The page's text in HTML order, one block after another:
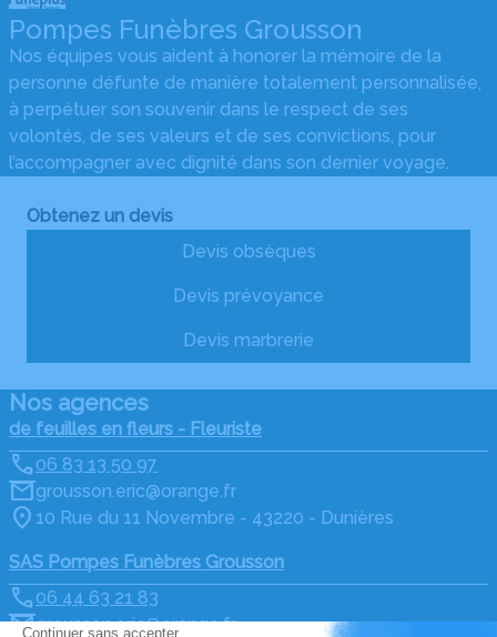
Pompes Funèbres Grousson
Nos équipes vous aident à honorer la mémoire de la
personne défunte de manière totalement personnalisée,
à perpétuer son souvenir dans le respect de ses
volontés, de ses valeurs et de ses convictions, pour
l’accompagner avec dignité dans son dernier voyage.
Obtenez un devis
Devis obsèques
Devis prévoyance
Devis marbrerie
Nos agences
de feuilles en fleurs - Fleuriste
06 83 13 50 97
grousson.eric@orange.fr
10 Rue du 11 Novembre - 43220 - Dunières
SAS Pompes Funèbres Grousson
06 44 63 21 83
grousson.eric@orange.fr